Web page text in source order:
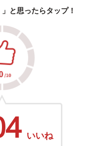
と思ったらタップ！
いいね